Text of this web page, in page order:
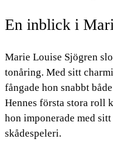
En inblick i
Marie Louise Sjögren
tonåring. Med sitt
fångade hon snabbt
Hennes första stora roll
hon imponerade med
skådespeleri.